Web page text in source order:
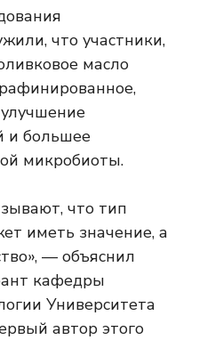
что участники,
масло
и большее
микробиоты.
что тип
иметь значение, а
— объяснил
кафедры
Университета
автор этого